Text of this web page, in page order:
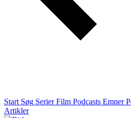
Start Søg Serier Film Podcasts Emner
Artikler